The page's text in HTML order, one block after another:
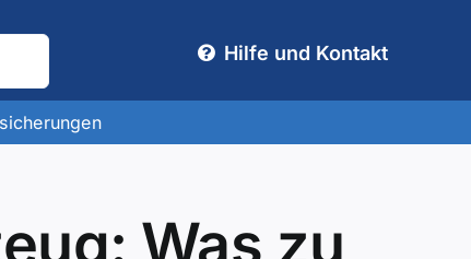
Hilfe und Kontakt
Was zu